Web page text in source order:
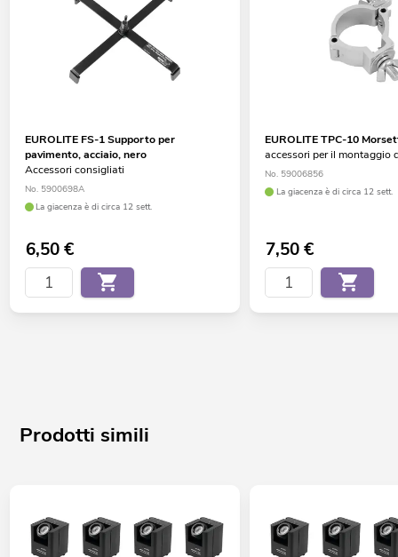
EUROLITE FS-1 Supporto per
pavimento, acciaio, nero
Accessori consigliati
No. 5900698A
La giacenza è di circa 12 sett.
6,50€
EUROLITE TPC-10
accessori per il montaggio
No. 59006856
La giacenza è di circa 12 sett.
7,50€
Prodotti simili